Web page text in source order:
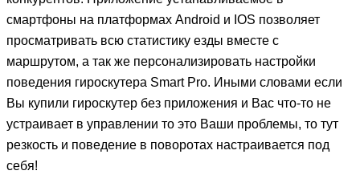
смартфоны на платформах Android и IOS позволяет
просматривать всю статистику езды вместе с
маршрутом, а так же персонализировать настройки
поведения гироскутера Smart Pro. Иными словами если
Вы купили гироскутер без приложения и Вас что-то не
устраивает в управлении то это Ваши проблемы, то тут
резкость и поведение в поворотах настраивается под
себя!